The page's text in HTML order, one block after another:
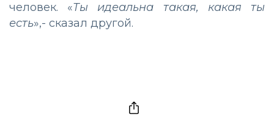
человек. «Ты идеальна такая, какая ты
есть»,- сказал другой.